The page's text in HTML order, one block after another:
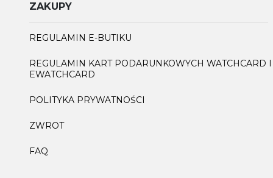
ZAKUPY
REGULAMIN E-BUTIKU
REGULAMIN KART PODARUNKOWYCH WATCHCARD I
EWATCHCARD
POLITYKA PRYWATNOŚCI
ZWROT
FAQ